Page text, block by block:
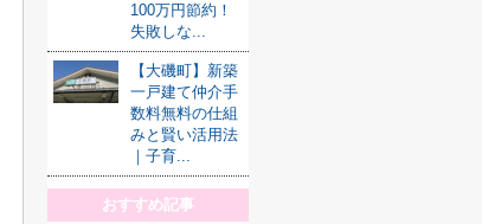
100万円節約！
失敗しな...
【大磯町】新築
一戸建て仲介手
数料無料の仕組
みと賢い活用法
｜子育...
おすすめ記事